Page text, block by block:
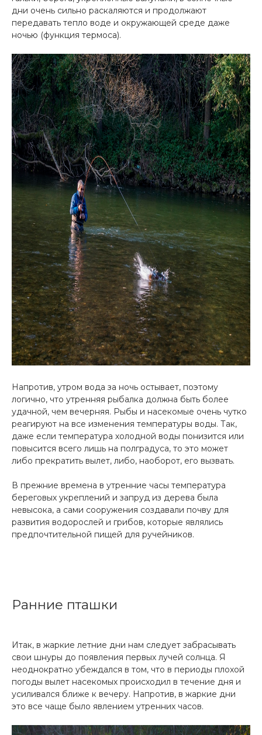
дни очень сильно раскаляются и продолжают
передавать тепло воде и окружающей среде даже
ночью (функция термоса).
Напротив, утром вода за ночь остывает, поэтому
логично, что утренняя рыбалка должна быть более
удачной, чем вечерняя. Рыбы и насекомые очень чутко
реагируют на все изменения температуры воды. Так,
даже если температура холодной воды понизится или
повысится всего лишь на полградуса, то это может
либо прекратить вылет, либо, наоборот, его вызвать.
В прежние времена в утренние часы температура
береговых укреплений и запруд из дерева была
невысока, а сами сооружения создавали почву для
развития водорослей и грибов, которые являлись
предпочтительной пищей для ручейников.
Ранние пташки
Итак, в жаркие летние дни нам следует забрасывать
свои шнуры до появления первых лучей солнца. Я
неоднократно убеждался в том, что в периоды плохой
погоды вылет насекомых происходил в течение дня и
усиливался ближе к вечеру. Напротив, в жаркие дни
это все чаще было явлением утренних часов.